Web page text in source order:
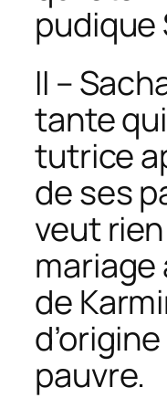
pudique
II –
tante
tutrice
de ses
veut
mariage
de
pauvre.